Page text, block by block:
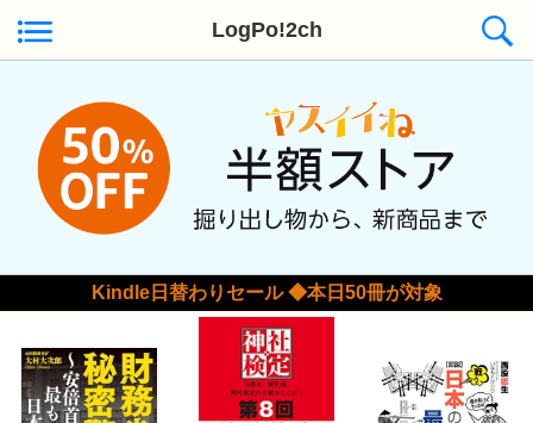
LogPo!2ch
Kindle日替わりセール ◆本日50冊が対象